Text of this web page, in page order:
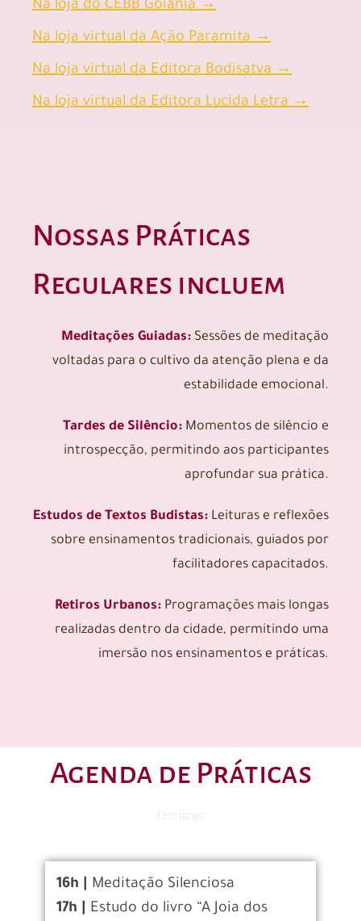
Na loja do CEBB Goiânia →
Na loja virtual da Ação Paramita →
Na loja virtual da Editora Bodisatva →
Na loja virtual da Editora Lucida Letra →
Nossas Práticas
Regulares incluem
Meditações Guiadas: Sessões de meditação
voltadas para o cultivo da atenção plena e da
estabilidade emocional.
Tardes de Silêncio: Momentos de silêncio e
introspecção, permitindo aos participantes
aprofundar sua prática.
Estudos de Textos Budistas: Leituras e reflexões
sobre ensinamentos tradicionais, guiados por
facilitadores capacitados.
Retiros Urbanos: Programações mais longas
realizadas dentro da cidade, permitindo uma
imersão nos ensinamentos e práticas.
Agenda de Práticas
16h |
Meditação Silenciosa
17h |
Estudo do livro “A Joia dos